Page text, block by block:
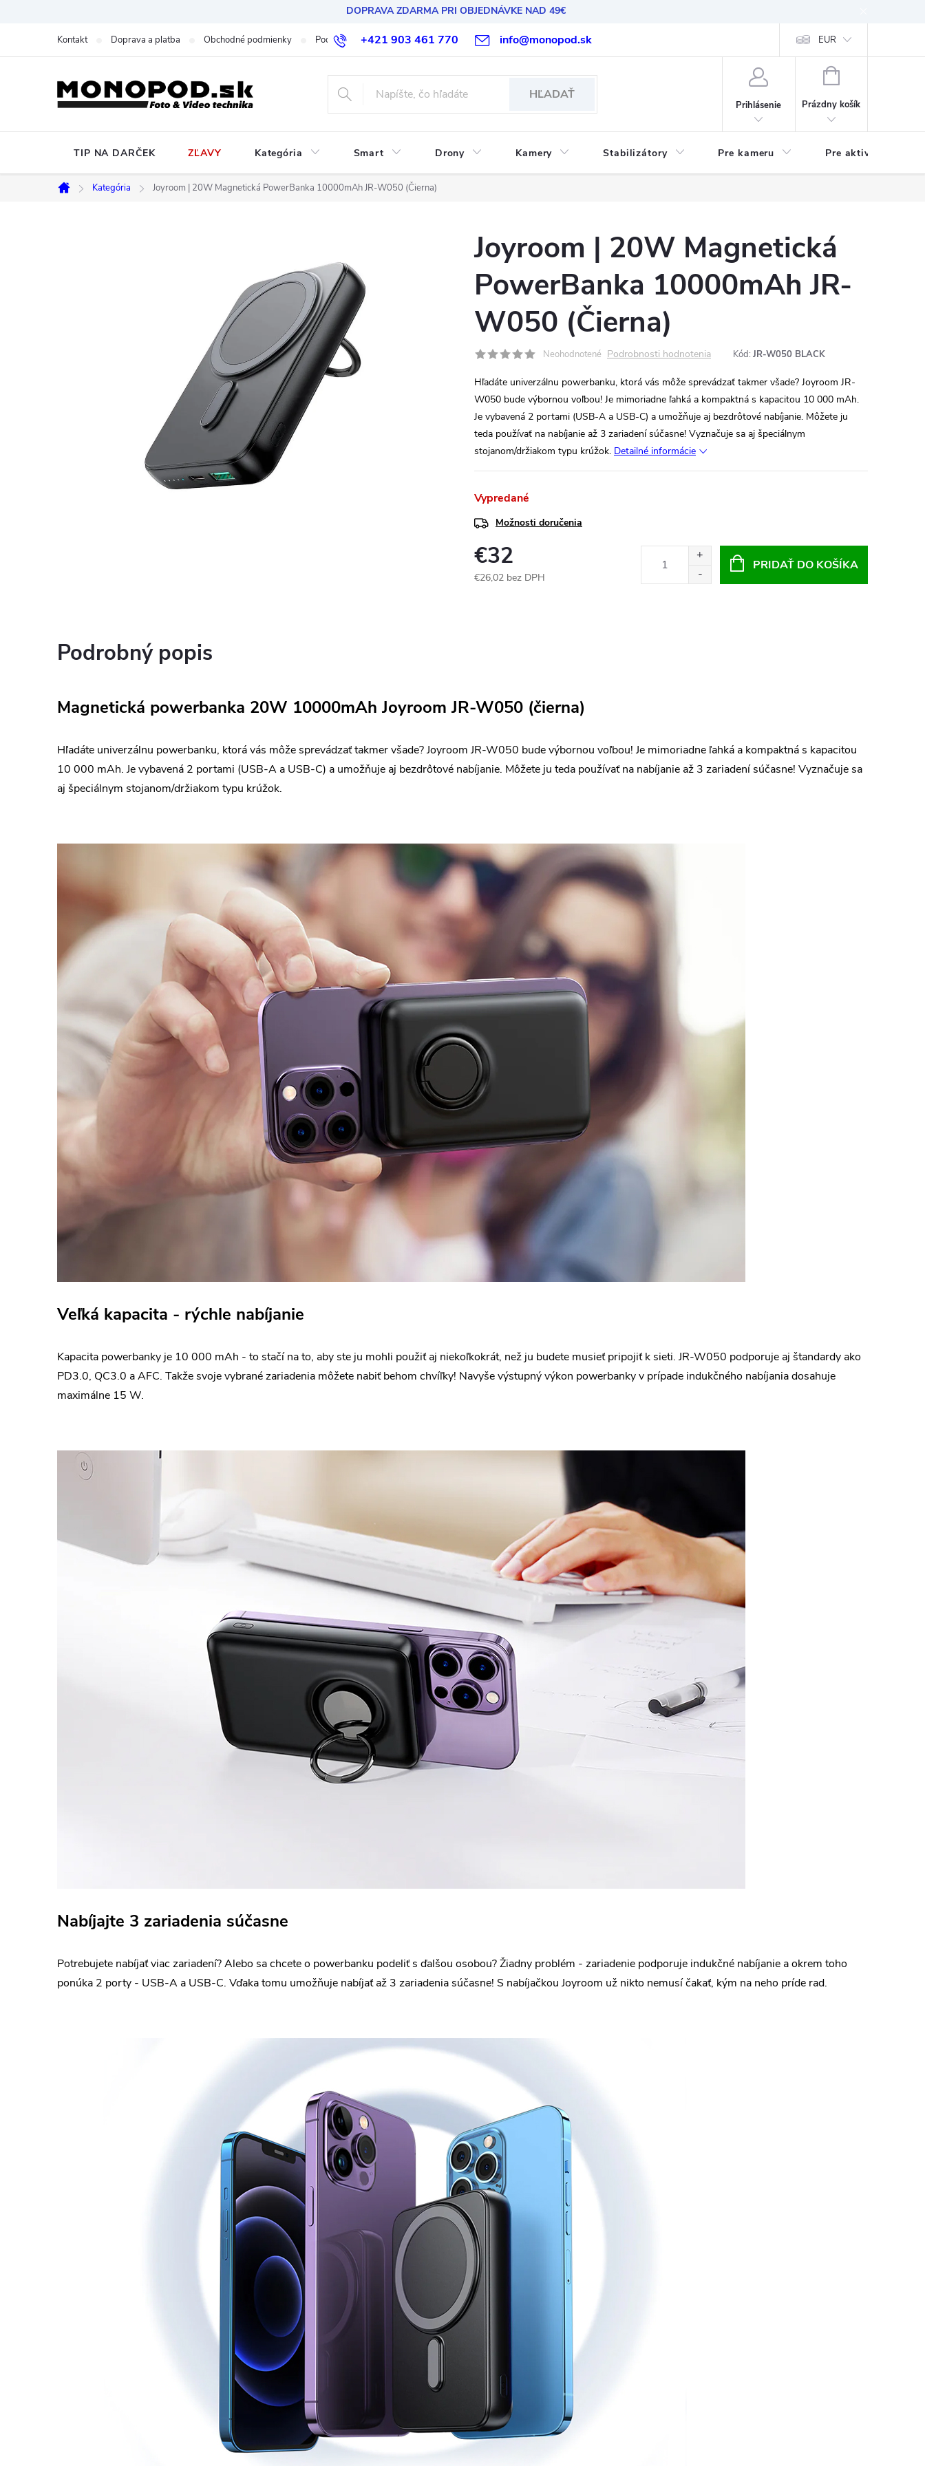
DOPRAVA ZDARMA PRI OBJEDNÁVKE NAD 49€
+421 903 461 770 info@monopod.sk
Kontakt Doprava a platba Obchodné podmienky Podmienky ochrany osobných údajov Reklamácia a vrátenie EUR
HĽADAŤ
Prihlásenie
NÁKUPNÝ
Prázdny košík
TIP NA DARČEK ZĽAVY Kategória Smart Drony Kamery Stabilizátory Pre kameru Pre aktivitu
Domov
Kategória Joyroom | 20W Magnetická PowerBanka 10000mAh JR-W050 (Čierna)
Joyroom | 20W Magnetická
PowerBanka 10000mAh JR-
W050 (Čierna)
Neohodnotené Podrobnosti hodnotenia Kód: JR-W050 BLACK
Hľadáte univerzálnu powerbanku, ktorá vás môže sprevádzať takmer všade? Joyroom JR-
W050 bude výbornou voľbou! Je mimoriadne ľahká a kompaktná s kapacitou 10 000 mAh.
Je vybavená 2 portami (USB-A a USB-C) a umožňuje aj bezdrôtové nabíjanie. Môžete ju
teda používať na nabíjanie až 3 zariadení súčasne! Vyznačuje sa aj špeciálnym
stojanom/držiakom typu krúžok. Detailné informácie
Vypredané
Možnosti doručenia
€32
€26,02 bez DPH
PRIDAŤ DO KOŠÍKA
Podrobný popis
Magnetická powerbanka 20W 10000mAh Joyroom JR-W050 (čierna)
Hľadáte univerzálnu powerbanku, ktorá vás môže sprevádzať takmer všade? Joyroom JR-W050 bude výbornou voľbou! Je mimoriadne ľahká a kompaktná s kapacitou
10 000 mAh. Je vybavená 2 portami (USB-A a USB-C) a umožňuje aj bezdrôtové nabíjanie. Môžete ju teda používať na nabíjanie až 3 zariadení súčasne! Vyznačuje sa
aj špeciálnym stojanom/držiakom typu krúžok.
Veľká kapacita - rýchle nabíjanie
Kapacita powerbanky je 10 000 mAh - to stačí na to, aby ste ju mohli použiť aj niekoľkokrát, než ju budete musieť pripojiť k sieti. JR-W050 podporuje aj štandardy ako
PD3.0, QC3.0 a AFC. Takže svoje vybrané zariadenia môžete nabiť behom chvíľky! Navyše výstupný výkon powerbanky v prípade indukčného nabíjania dosahuje
maximálne 15 W.
Nabíjajte 3 zariadenia súčasne
Potrebujete nabíjať viac zariadení? Alebo sa chcete o powerbanku podeliť s ďalšou osobou? Žiadny problém - zariadenie podporuje indukčné nabíjanie a okrem toho
ponúka 2 porty - USB-A a USB-C. Vďaka tomu umožňuje nabíjať až 3 zariadenia súčasne! S nabíjačkou Joyroom už nikto nemusí čakať, kým na neho príde rad.